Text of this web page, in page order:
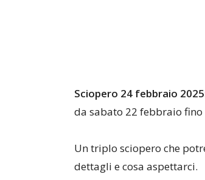
Sciopero 24 febbraio
da sabato 22 febbraio
Un triplo sciopero che
dettagli e cosa aspettarci.